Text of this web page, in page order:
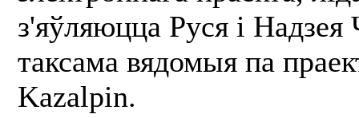
з'яўляюцца Руся і Надзея
таксама вядомыя па
Kazalpin.